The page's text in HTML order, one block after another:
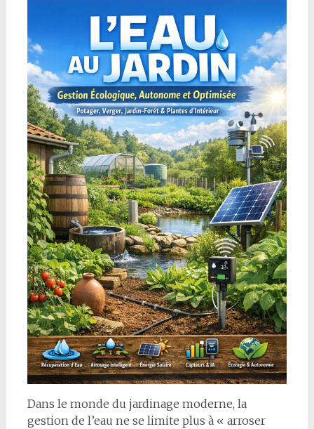
Dans le monde du jardinage moderne, la
gestion de l’eau ne se limite plus à « arroser